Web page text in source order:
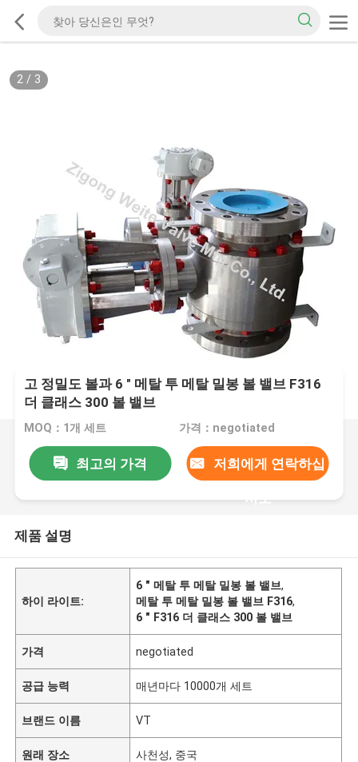
2/ 3
고 정밀도 볼과 6 " 메탈 투 메탈 밀봉 볼 밸브 F316
더 클래스 300 볼 밸브
MOQ：1개 세트 가격：negotiated
최고의 가격 저희에게 연락하십
시오
제품 설명
하이 라이트:
6 " 메탈 투 메탈 밀봉 볼 밸브,
메탈 투 메탈 밀봉 볼 밸브 F316,
6 " F316 더 클래스 300 볼 밸브
가격 negotiated
공급 능력 매년마다 10000개 세트
브랜드 이름 VT
원래 장소 사천성, 중국